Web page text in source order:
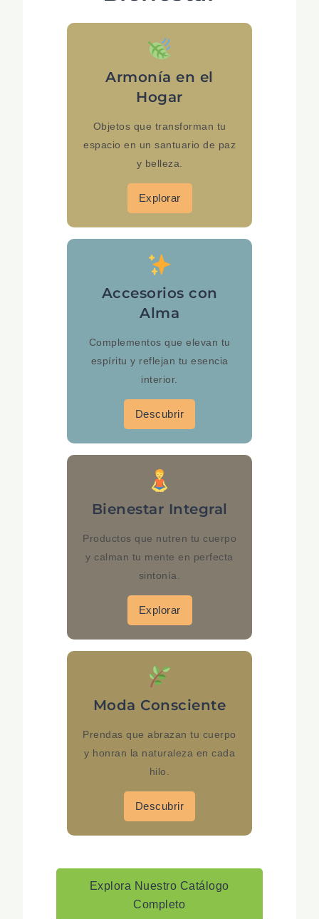
Armonía en el
Hogar
Objetos que transforman tu
espacio en un santuario de paz
y belleza.
Explorar
Accesorios con
Alma
Complementos que elevan tu
espíritu y reflejan tu esencia
interior.
Descubrir
Bienestar Integral
Productos que nutren tu cuerpo
y calman tu mente en perfecta
sintonía.
Explorar
Moda Consciente
Prendas que abrazan tu cuerpo
y honran la naturaleza en cada
hilo.
Descubrir
Explora Nuestro Catálogo
Completo